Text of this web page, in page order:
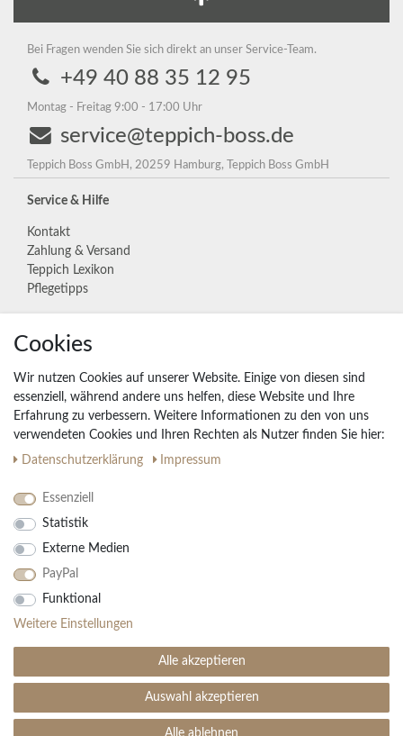
Bei Fragen wenden Sie sich direkt an unser Service-Team.
+49 40 88 35 12 95
Montag - Freitag 9:00 - 17:00 Uhr
service@teppich-boss.de
Teppich Boss GmbH, 20259 Hamburg, Teppich Boss GmbH
Service & Hilfe
Kontakt
Zahlung & Versand
Teppich Lexikon
Pflegetipps
Unternehmen
Widerrufs­recht
Vertrag widerrufen
Impressum
Daten­schutz­erklärung
AGB
Ihre Vorteile
30 Tage Rückgaberecht
Große Auswahl
Kauf auf Rechnung
Einfache Auftragsverfolgung
Cookies
Wir nutzen Cookies auf unserer Website. Einige von diesen sind
essenziell, während andere uns helfen, diese Website und Ihre
Erfahrung zu verbessern. Weitere Informationen zu den von uns
verwendeten Cookies und Ihren Rechten als Nutzer finden Sie hier:
Daten­schutz­erklärung
Impressum
Essenziell
Statistik
Externe Medien
PayPal
Funktional
Weitere Einstellungen
Alle akzeptieren
Auswahl akzeptieren
Alle ablehnen
SEHR GUT (4.99 / 5)
Bewertungen bei: ebay.de, amazon.de ⓘ